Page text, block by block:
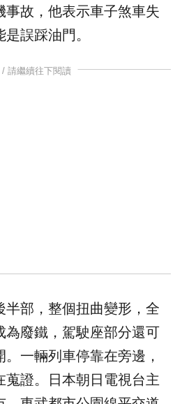
事故，他表示車子煞車失
誤踩油門。
/ 請繼續往下閱讀
半部，整個扭曲變形，全
為廢鐵，駕駛座部分還可
一輛列車停靠在旁邊，
蒐證。日本朝日電視台主